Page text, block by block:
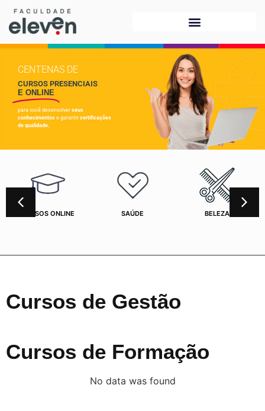
CENTENAS DE
CURSOS PRESENCIAIS
E ONLINE
para você desenvolver seus
conhecimentos e garantir certificações
de qualidade.
CURSOS ONLINE SAÚDE BELEZA
Cursos de Gestão
Cursos de Formação
No data was found